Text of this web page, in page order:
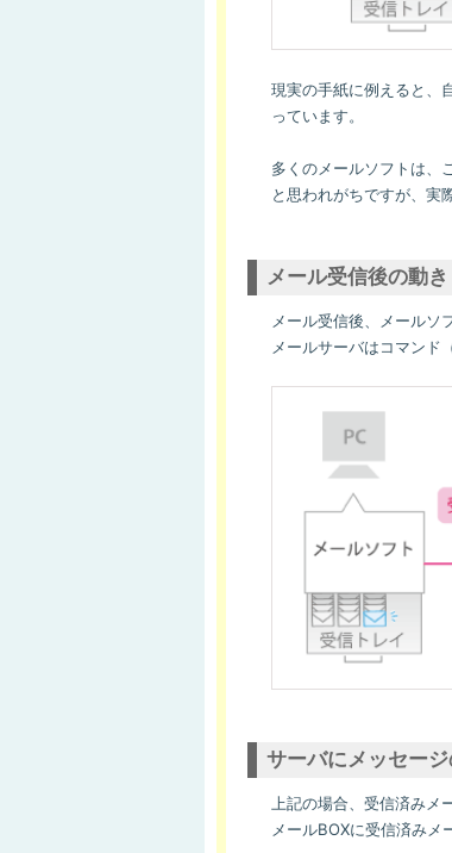
現実の手紙に例えると、
っています。
多くのメールソフトは、
と思われがちですが、実
メール受信後の動き
メール受信後、メールソ
メールサーバはコマンド
サーバにメッセー
上記の場合、受信済みメ
メールBOXに受信済みメ